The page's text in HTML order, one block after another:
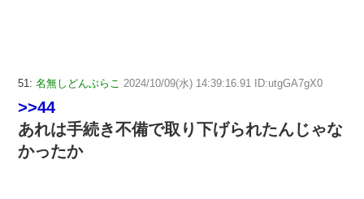
51: 名無しどんぶらこ 2024/10/09(水) 14:39:16.91 ID:utgGA7gX0
>>44
あれは手続き不備で取り下げられたんじゃな
かったか